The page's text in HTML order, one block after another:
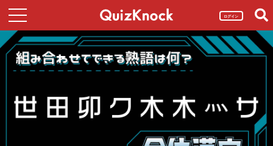
ログイン